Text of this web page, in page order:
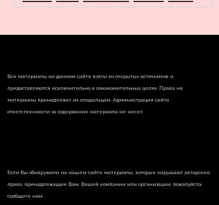
Все материалы на данном сайте взяты из открытых источников и
предоставляются исключительно в ознакомительных целях. Права на
материалы принадлежат их владельцам. Администрация сайта
ответственности за содержание материала не несет.
Если Вы обнаружили на нашем сайте материалы, которые нарушают авторские
права, принадлежащие Вам, Вашей компании или организации, пожалуйста,
сообщите нам.